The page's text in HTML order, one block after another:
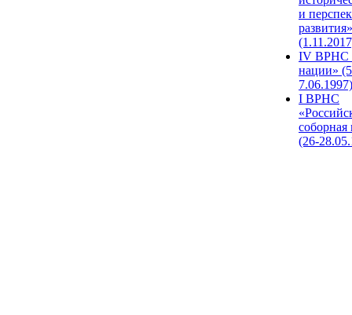
и
развития»
IV ВРНС
нации»
7.06.1997)
I ВРНС
(26-